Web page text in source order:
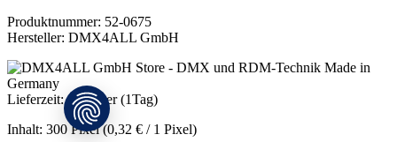
Produktnummer: 52-0675
Hersteller: DMX4ALL GmbH
Lieferzeit: ab Lager (1Tag)
Inhalt: 300 Pixel(0,32 € / 1 Pixel)